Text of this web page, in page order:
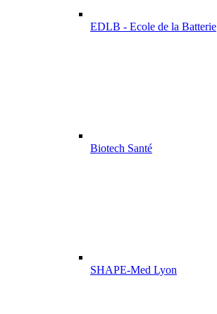
EDLB - Ecole de la Batterie
Biotech Santé
SHAPE-Med Lyon